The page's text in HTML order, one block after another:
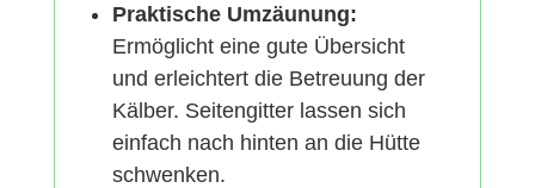
Praktische Umzäunung:
Ermöglicht eine gute Übersicht
und erleichtert die Betreuung der
Kälber. Seitengitter lassen sich
einfach nach hinten an die Hütte
schwenken.